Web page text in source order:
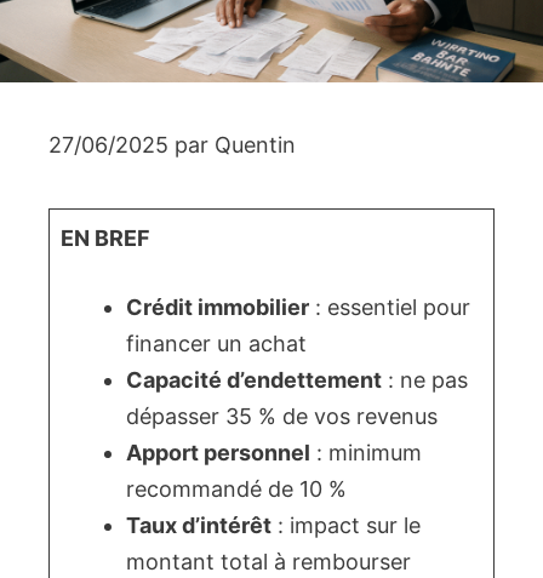
27/06/2025 par Quentin
EN BREF
Crédit immobilier : essentiel pour
financer un achat
Capacité d’endettement : ne pas
dépasser 35 % de vos revenus
Apport personnel : minimum
recommandé de 10 %
Taux d’intérêt : impact sur le
montant total à rembourser